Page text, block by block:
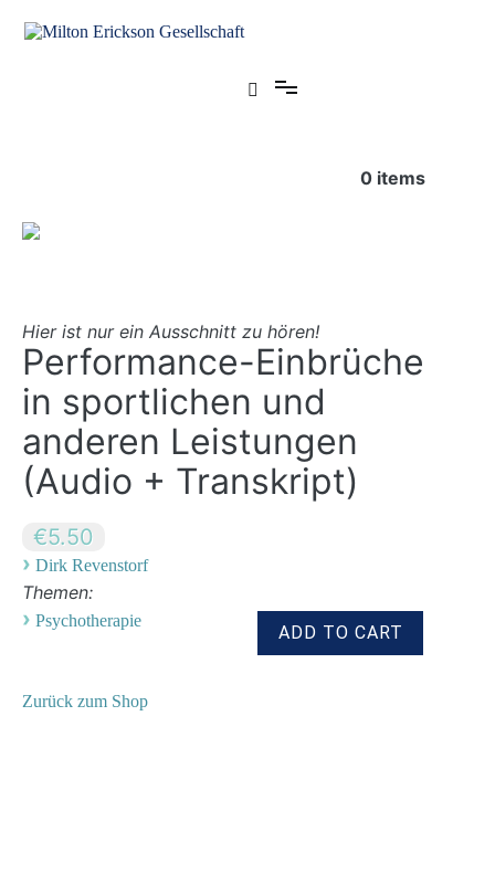
Inhalt
0 items
Hier ist nur ein Ausschnitt zu hören!
Performance-Einbrüche
in sportlichen und
anderen Leistungen
(Audio + Transkript)
€5.50
› Dirk Revenstorf
Themen:
› Psychotherapie
Zurück zum Shop